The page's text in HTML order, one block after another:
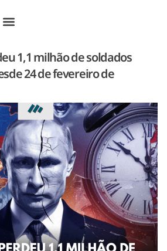
1,1 milhão de soldados
24 de fevereiro de